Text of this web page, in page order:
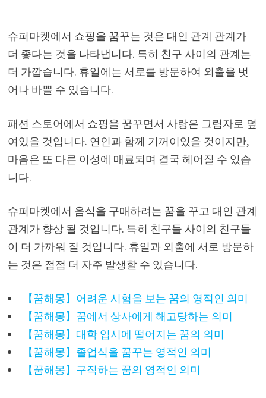
슈퍼마켓에서 쇼핑을 꿈꾸는 것은 대인 관계 관계가
더 좋다는 것을 나타냅니다. 특히 친구 사이의 관계는
더 가깝습니다. 휴일에는 서로를 방문하여 외출을 벗
어나 바쁠 수 있습니다.
패션 스토어에서 쇼핑을 꿈꾸면서 사랑은 그림자로 덮
여있을 것입니다. 연인과 함께 기꺼이있을 것이지만,
마음은 또 다른 이성에 매료되며 결국 헤어질 수 있습
니다.
슈퍼마켓에서 음식을 구매하려는 꿈을 꾸고 대인 관계
관계가 향상 될 것입니다. 특히 친구들 사이의 친구들
이 더 가까워 질 것입니다. 휴일과 외출에 서로 방문하
는 것은 점점 더 자주 발생할 수 있습니다.
【꿈해몽】어려운 시험을 보는 꿈의 영적인 의미
【꿈해몽】꿈에서 상사에게 해고당하는 의미
【꿈해몽】대학 입시에 떨어지는 꿈의 의미
【꿈해몽】졸업식을 꿈꾸는 영적인 의미
【꿈해몽】구직하는 꿈의 영적인 의미